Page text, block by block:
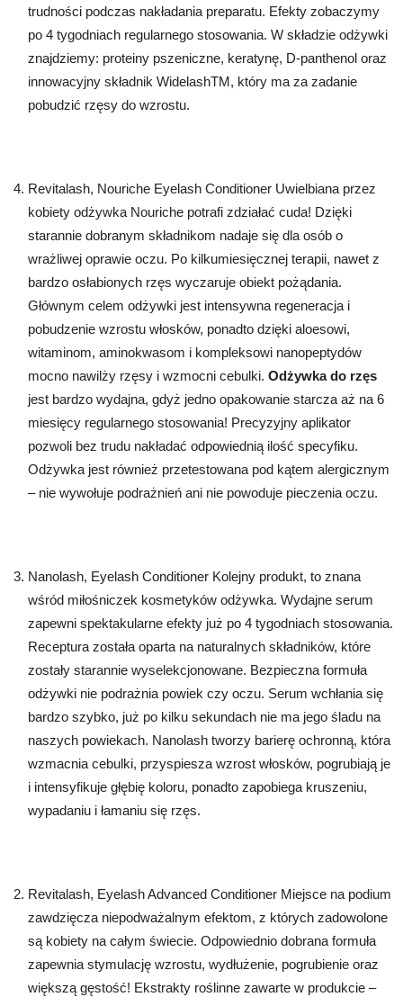
trudności podczas nakładania preparatu. Efekty zobaczymy
po 4 tygodniach regularnego stosowania. W składzie odżywki
znajdziemy: proteiny pszeniczne, keratynę, D-panthenol oraz
innowacyjny składnik WidelashTM, który ma za zadanie
pobudzić rzęsy do wzrostu.
Revitalash, Nouriche Eyelash Conditioner Uwielbiana przez
kobiety odżywka Nouriche potrafi zdziałać cuda! Dzięki
starannie dobranym składnikom nadaje się dla osób o
wrażliwej oprawie oczu. Po kilkumiesięcznej terapii, nawet z
bardzo osłabionych rzęs wyczaruje obiekt pożądania.
Głównym celem odżywki jest intensywna regeneracja i
pobudzenie wzrostu włosków, ponadto dzięki aloesowi,
witaminom, aminokwasom i kompleksowi nanopeptydów
mocno nawilży rzęsy i wzmocni cebulki. Odżywka do rzęs
jest bardzo wydajna, gdyż jedno opakowanie starcza aż na 6
miesięcy regularnego stosowania! Precyzyjny aplikator
pozwoli bez trudu nakładać odpowiednią ilość specyfiku.
Odżywka jest również przetestowana pod kątem alergicznym
– nie wywołuje podrażnień ani nie powoduje pieczenia oczu.
Nanolash, Eyelash Conditioner Kolejny produkt, to znana
wśród miłośniczek kosmetyków odżywka. Wydajne serum
zapewni spektakularne efekty już po 4 tygodniach stosowania.
Receptura została oparta na naturalnych składników, które
zostały starannie wyselekcjonowane. Bezpieczna formuła
odżywki nie podrażnia powiek czy oczu. Serum wchłania się
bardzo szybko, już po kilku sekundach nie ma jego śladu na
naszych powiekach. Nanolash tworzy barierę ochronną, która
wzmacnia cebulki, przyspiesza wzrost włosków, pogrubiają je
i intensyfikuje głębię koloru, ponadto zapobiega kruszeniu,
wypadaniu i łamaniu się rzęs.
Revitalash, Eyelash Advanced Conditioner Miejsce na podium
zawdzięcza niepodważalnym efektom, z których zadowolone
są kobiety na całym świecie. Odpowiednio dobrana formuła
zapewnia stymulację wzrostu, wydłużenie, pogrubienie oraz
większą gęstość! Ekstrakty roślinne zawarte w produkcie –